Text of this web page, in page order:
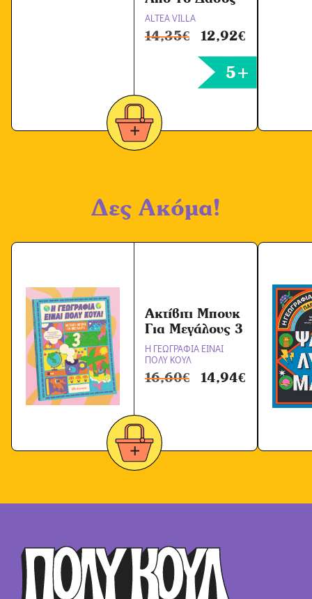
ALTEA VILLA
14,35€ 12,92€
5+
Δες Ακόμα!
Ακτίβιτι Μπουκ
Για Μεγάλους 3
Η ΓΕΩΓΡΑΦΙΑ ΕΙΝΑΙ
ΠΟΛΥ ΚΟΥΛ
16,60€ 14,94€